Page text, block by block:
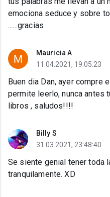
emociona seduce y sobre
......gracias
Mauricia A
11.04.2021, 19:05:23
Buen dia Dan, ayer compre
permite leerlo, nunca antes
libros , saludos!!!!
Billy S
31.03.2021, 23:48:40
Se siente genial tener toda
tranquilamente. XD